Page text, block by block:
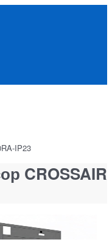
IP23
CROSSAIR